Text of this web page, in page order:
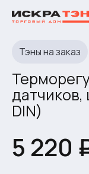
Тэны на заказ
DIN)
5 220